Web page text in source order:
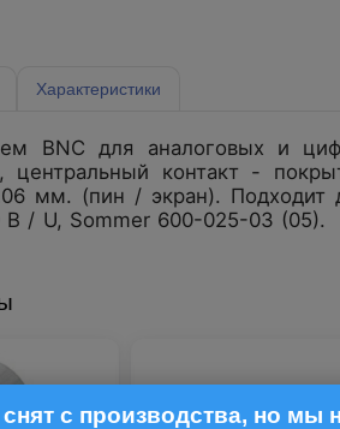
Характеристики
BNC для аналоговых и
центральный контакт -
мм. (пин / экран). Подходит
B / U, Sommer 600-025-03 (05).
с производства, но